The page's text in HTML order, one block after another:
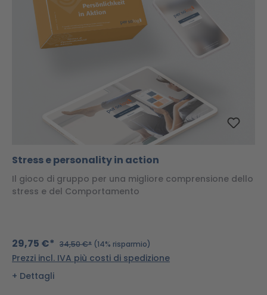
Stress e personality in action
Il gioco di gruppo per una migliore comprensione dello
stress e del Comportamento
29,75 €* 34,50 €* (14% risparmio)
Prezzi incl. IVA più costi di spedizione
Dettagli